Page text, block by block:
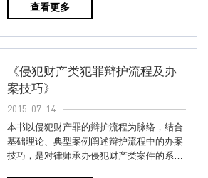
查看更多
《侵犯财产类犯罪辩护流程及办
案技巧》
2015-07-14
本书以侵犯财产罪的辩护流程为脉络，结合
基础理论、典型案例阐述辩护流程中的办案
技巧，是对律师承办侵犯财产类案件的系统